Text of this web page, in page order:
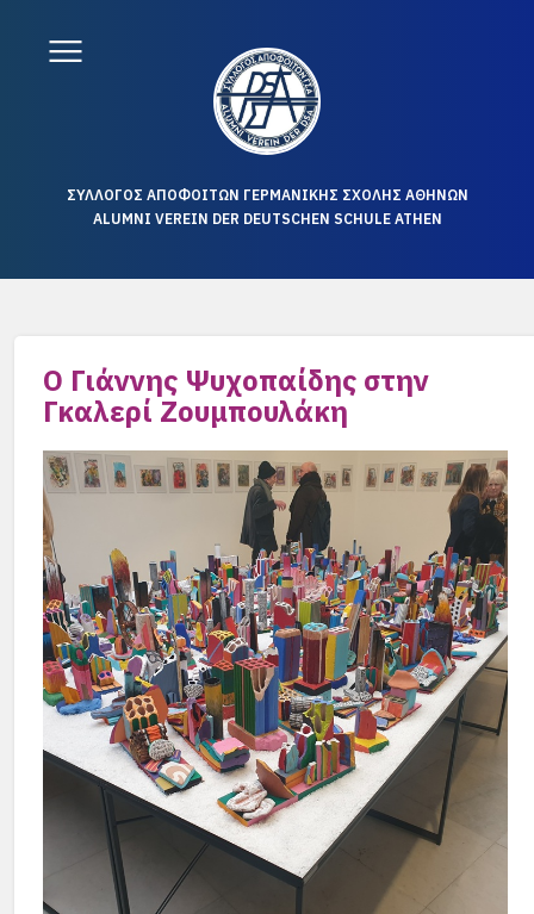
ΣΥΛΛΟΓΟΣ ΑΠΟΦΟΙΤΩΝ ΓΕΡΜΑΝΙΚΗΣ ΣΧΟΛΗΣ ΑΘΗΝΩΝ
ALUMNI VEREIN DER DEUTSCHEN SCHULE ATHEN
Ο Γιάννης Ψυχοπαίδης στην
Γκαλερί Ζουμπουλάκη